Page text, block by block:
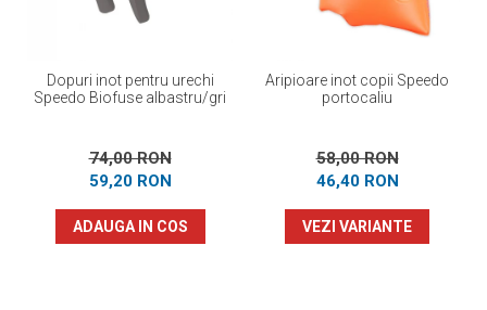
Dopuri inot pentru urechi
Speedo Biofuse albastru/gri
74,00 RON
59,20 RON
ADAUGA IN COS
Aripioare inot copii Speedo
portocaliu
58,00 RON
46,40 RON
VEZI VARIANTE